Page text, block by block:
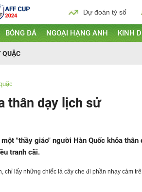
Dự đoán tỷ số
BÓNG ĐÁ NGOẠI HẠNG ANH KINH
QUẶC
thân dạy lịch sử
"thầy giáo" người Hàn Quốc khỏa
tranh cãi.
chỉ lấy những chiếc lá cây che đi phần nhạy cảm